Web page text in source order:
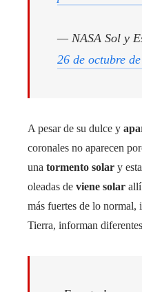
— NASA Sol y
26 de octubre
A pesar de su dulce y
coronales no aparecen
una tormento solar y
oleadas de viene solar allí
más fuertes de lo normal,
Tierra, informan